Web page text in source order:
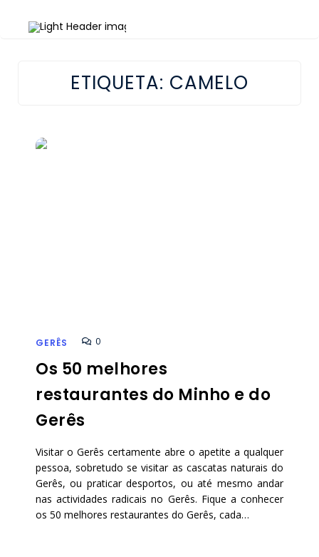
ETIQUETA: CAMELO
GERÊS 0
Os 50 melhores
restaurantes do Minho e do
Gerês
Visitar o Gerês certamente abre o apetite a qualquer
pessoa, sobretudo se visitar as cascatas naturais do
Gerês, ou praticar desportos, ou até mesmo andar
nas actividades radicais no Gerês. Fique a conhecer
os 50 melhores restaurantes do Gerês, cada…